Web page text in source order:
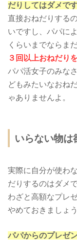
だりしてはダメです
直接おねだりする
いですし、パパに
くらいまでならま
３回以上おねだり
パパ活女子のみな
どもみたいなおね
ゃありませんよ。
いらない物は
実際に自分が使わ
だりするのはダメで
わざと高額なプレ
やめておきましょう
パパからのプレゼ